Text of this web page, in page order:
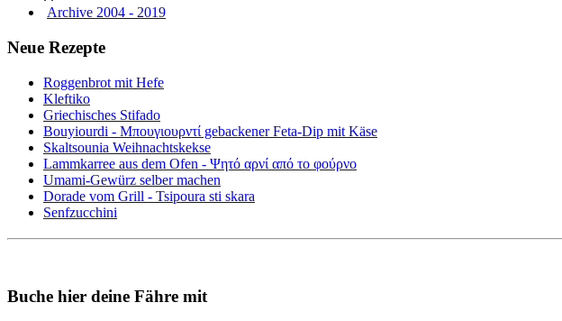
Archive 2004 - 2019
Neue Rezepte
Roggenbrot mit Hefe
Kleftiko
Griechisches Stifado
Bouyiourdi - Μπουγιουρντί gebackener Feta-Dip mit Käse
Skaltsounia Weihnachtskekse
Lammkarree aus dem Ofen - Ψητό αρνί από το φούρνο
Umami-Gewürz selber machen
Dorade vom Grill - Tsipoura sti skara
Senfzucchini
Buche hier deine Fähre mit